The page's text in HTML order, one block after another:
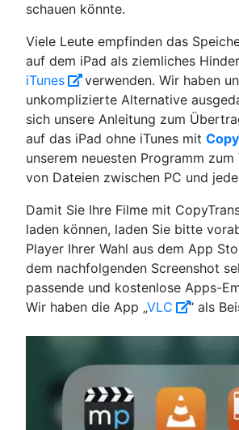
schauen könnte.
Viele Leute empfinden das
auf dem iPad als ziemliches
iTunes
verwenden. Wir haben
unkomplizierte Alternative
sich unsere Anleitung zum
auf das iPad ohne iTunes mit
unserem neuesten Programm zum
von Dateien zwischen PC und
Damit Sie Ihre Filme mit
laden können, laden Sie bitte
Player Ihrer Wahl aus dem App
dem nachfolgenden Screenshot
passende und kostenlose Apps-
Wir haben die App „VLC “ als